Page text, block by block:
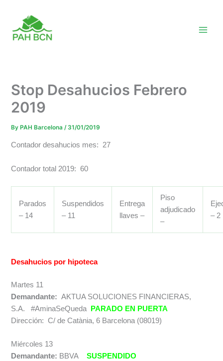
content
Stop Desahucios Febrero
2019
By PAH Barcelona/ 31/01/2019
Contador desahucios mes: 27
Contador total 2019: 60
Parados
– 14
Suspendidos
– 11
Entrega
llaves –
Piso
adjudicado
–
– 2
Desahucios por hipoteca
Martes 11
Demandante:AKTUA SOLUCIONES FINANCIERAS,
S.A.#AminaSeQueda
PARADO EN PUERTA
Dirección: C/ de Catània, 6 Barcelona (08019)
Miércoles 13
Demandante: BBVASUSPENDIDO